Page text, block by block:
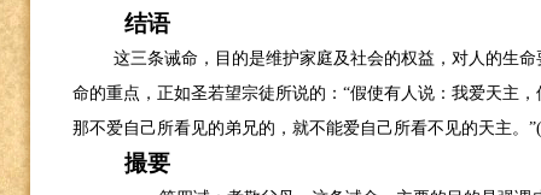
结语
这三条诫命，目的是维护家庭及社会的权益，对人的生
命的重点，正如圣若望宗徒所说的：“假使有人说：我爱天主
那不爱自己所看见的弟兄的，就不能爱自己所看不见的天主。”
撮要